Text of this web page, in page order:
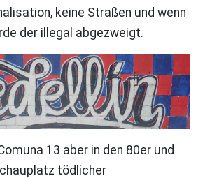
keine Straßen und wenn
der illegal abgezweigt.
13 aber in den 80er und
tödlicher